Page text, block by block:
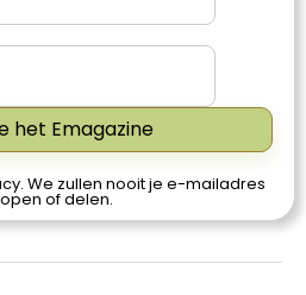
het Emagazine
We zullen nooit je e-mailadres
of delen.